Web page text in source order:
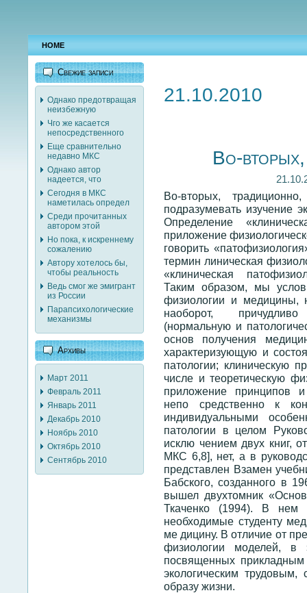
HOME
Свежие записи
Однако предотвращая
неизбежную
Чго же касается
непосредственного
Еще сравнительно
недавно МКС
Однако автор
надеется, что
Сегодня в МКС
наметилась определ
Среди прочитанных
автором этой
Но пока, к искреннему
сожалению
Автору хотелось бы,
чтобы реальность
Ведь смог же эмигрант
из России
Парапсихологические
механизмы
Архивы
Март 2011
Февраль 2011
Январь 2011
Декабрь 2010
Ноябрь 2010
Октябрь 2010
Сентябрь 2010
21.10.2010
Во-
Во-вторых,
подразумевать изучение
Определение
приложение
говорить
термин линическая
«клиническая
Таким образом, мы
физиологии и медицины,
наоборот,
(нормальную и
основ получения
характеризующую и
патологии; клиническую
числе и теоретическую
приложение принципов и
непо средственно к
индивидуальными
патологии в целом
исклю чением двух книг,
МКС 6,8], нет, а в
представлен Взамен
Бабского, созданного в
вышел двухтомник
Ткаченко (1994). В нем
необходимые студенту
ме дицину. В отличие от
физиологии моделей, в
посвященных
экологическим
образу жизни.